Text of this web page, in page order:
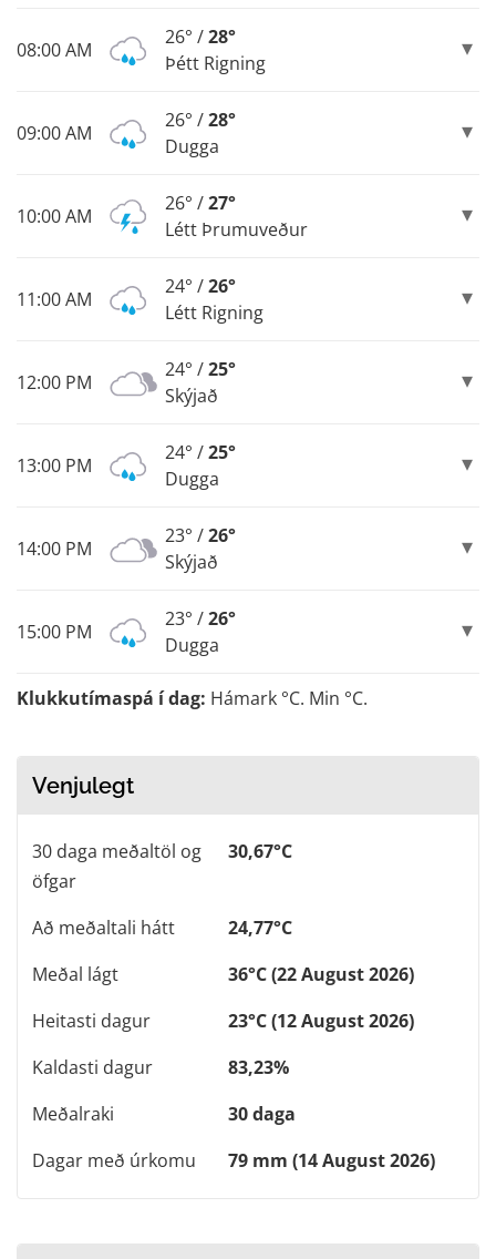
08:00 AM
26° /28°
Þétt Rigning
09:00 AM
26° /28°
Dugga
10:00 AM
26° /27°
Létt Þrumuveður
11:00 AM
24° /26°
Létt Rigning
12:00 PM
24° /25°
Skýjað
13:00 PM
24° /25°
Dugga
14:00 PM
23° /26°
Skýjað
15:00 PM
23° /26°
Dugga
Klukkutímaspá í dag: Hámark °C. Min °C.
Venjulegt
30 daga meðaltöl og
öfgar
30,67°C
Að meðaltali hátt
24,77°C
Meðal lágt
36°C (22 August 2026)
Heitasti dagur
23°C (12 August 2026)
Kaldasti dagur
83,23%
Meðalraki
30 daga
Dagar með úrkomu
79 mm (14 August 2026)